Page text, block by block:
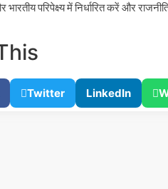
भारतीय परिपेक्ष्य में निर्धारित करें और
Twitter LinkedIn